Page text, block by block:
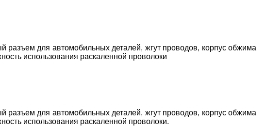
разъем для автомобильных деталей, жгут проводов, корпус обжима
использования раскаленной проволоки
разъем для автомобильных деталей, жгут проводов, корпус обжима
использования раскаленной проволоки.